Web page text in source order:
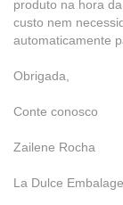
produto na hora
custo nem
automaticamente
Obrigada,
Conte conosco
Zailene Rocha
La Dulce